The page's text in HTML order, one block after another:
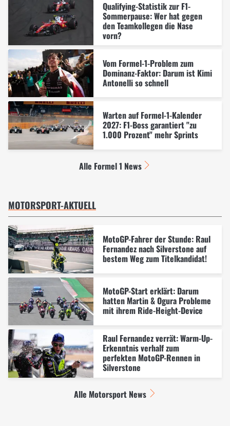
Qualifying-Statistik zur F1-
Sommerpause: Wer hat gegen
den Teamkollegen die Nase
vorn?
Vom Formel-1-Problem zum
Dominanz-Faktor: Darum ist Kimi
Antonelli so schnell
Warten auf Formel-1-Kalender
2027: F1-Boss garantiert "zu
1.000 Prozent" mehr Sprints
Alle Formel 1 News
MOTORSPORT-AKTUELL
MotoGP-Fahrer der Stunde: Raul
Fernandez nach Silverstone auf
bestem Weg zum Titelkandidat!
MotoGP-Start erklärt: Darum
hatten Martin & Ogura Probleme
mit ihrem Ride-Height-Device
Raul Fernandez verrät: Warm-Up-
Erkenntnis verhalf zum
perfekten MotoGP-Rennen in
Silverstone
Alle Motorsport News